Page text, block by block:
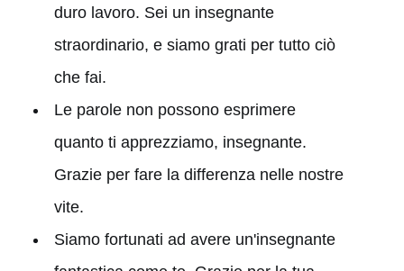
duro lavoro. Sei un insegnante
straordinario, e siamo grati per tutto ciò
che fai.
Le parole non possono esprimere
quanto ti apprezziamo, insegnante.
Grazie per fare la differenza nelle nostre
vite.
Siamo fortunati ad avere un'insegnante